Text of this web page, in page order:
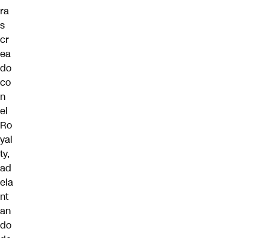
ra
s
cr
ea
do
co
n
el
Ro
yal
ty,
ad
ela
nt
an
do